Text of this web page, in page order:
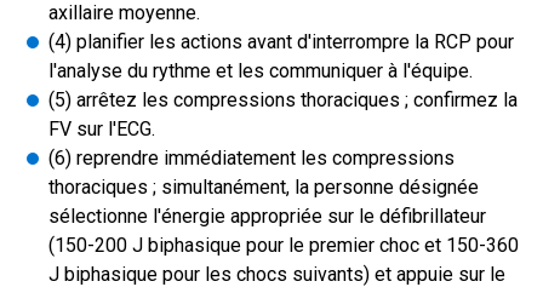
axillaire moyenne.
(4) planifier les actions avant d'interrompre la RCP pour
l'analyse du rythme et les communiquer à l'équipe.
(5) arrêtez les compressions thoraciques ; confirmez la
FV sur l'ECG.
(6) reprendre immédiatement les compressions
thoraciques ; simultanément, la personne désignée
sélectionne l'énergie appropriée sur le défibrillateur
(150-200 J biphasique pour le premier choc et 150-360
J biphasique pour les chocs suivants) et appuie sur le